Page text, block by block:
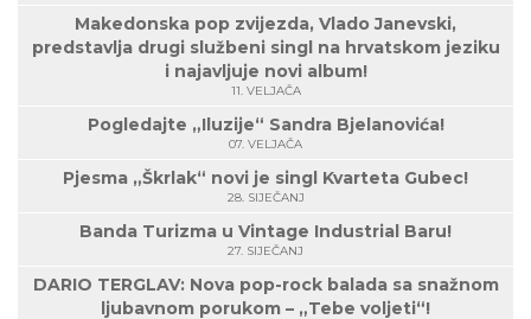
Makedonska pop zvijezda, Vlado Janevski,
predstavlja drugi službeni singl na hrvatskom jeziku
i najavljuje novi album!
11. VELJAČA
Pogledajte „Iluzije“ Sandra Bjelanovića!
07. VELJAČA
Pjesma „Škrlak“ novi je singl Kvarteta Gubec!
28. SIJEČANJ
Banda Turizma u Vintage Industrial Baru!
27. SIJEČANJ
DARIO TERGLAV: Nova pop-rock balada sa snažnom
ljubavnom porukom – „Tebe voljeti“!